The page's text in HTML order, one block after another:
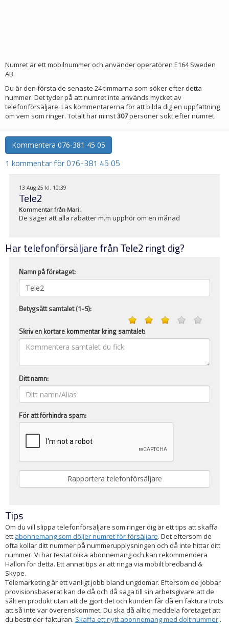
Numret är ett mobilnummer och använder operatören E164 Sweden
AB.
Du är den första de senaste 24 timmarna som söker efter detta
nummer. Det tyder på att numret inte används mycket av
telefonförsäljare. Läs kommentarerna för att bilda dig en uppfattning
om vem som ringer. Totalt har minst307personer sökt efter numret.
Kommentera 076-381 45 05
1 kommentar för 076-381 45 05
13 Aug 25 kl. 10:39
Tele2
Kommentar från Mari:
De säger att alla rabatter m.m upphör om en månad
Har telefonförsäljare från Tele2 ringt dig?
Namn på företaget:
Betygsätt samtalet (1-5):
Skriv en kortare kommentar kring samtalet:
Ditt namn:
För att förhindra spam:
Tips
Om du vill slippa telefonförsäljare som ringer dig är ett tips att skaffa
ett abonnemang som döljer numret för försäljare. Det eftersom de
ofta kollar ditt nummer på nummerupplysningen och då inte hittar ditt
nummer. Vi har testat olika abonnemang och kan rekommendera
Hallon för detta. Ett annat tips är att ringa via mobilt bredband &
Skype.
Telemarketing är ett vanligt jobb bland ungdomar. Eftersom de jobbar
provisionsbaserat kan de då och då säga till sin arbetsgivare att de
sålt en produkt utan att de gjort det och kunden får då en faktura trots
att så inte var överenskommet. Du ska då alltid meddela företaget att
du bestrider fakturan. Skaffa ett nytt abonnemang med dolt nummer .